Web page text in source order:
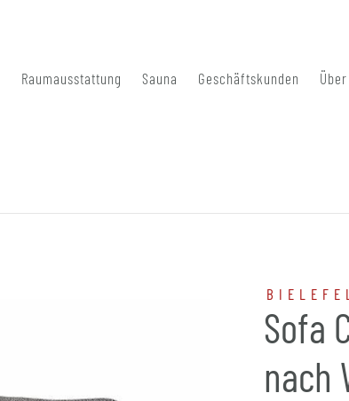
Raumausstattung Sauna Geschäftskunden
Sofa
nach